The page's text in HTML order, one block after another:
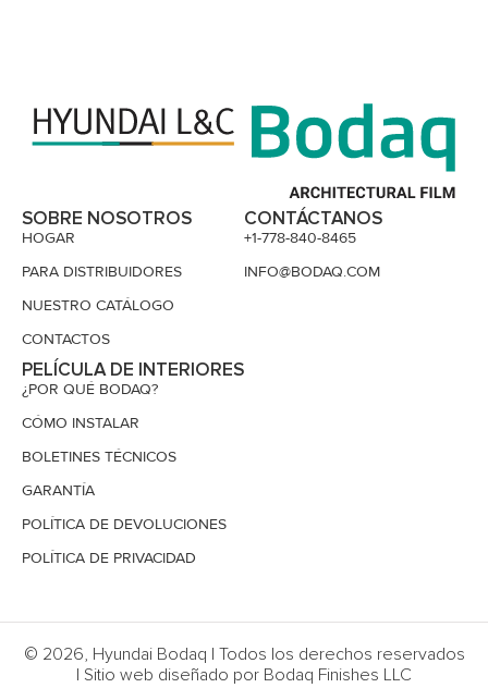
SOBRE NOSOTROS
HOGAR
PARA DISTRIBUIDORES
NUESTRO CATÁLOGO
CONTACTOS
PELÍCULA DE INTERIORES
¿POR QUÉ BODAQ?
CÓMO INSTALAR
BOLETINES TÉCNICOS
GARANTÍA
POLÍTICA DE DEVOLUCIONES
POLÍTICA DE PRIVACIDAD
CONTÁCTANOS
+1-778-840-8465
INFO@BODAQ.COM
© 2026, Hyundai Bodaq | Todos los derechos reservados
| Sitio web diseñado por Bodaq Finishes LLC